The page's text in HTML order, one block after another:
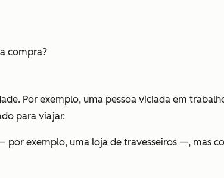
compra?
Por exemplo, uma pessoa viciada em
para viajar.
por exemplo, uma loja de travesseiros —, mas